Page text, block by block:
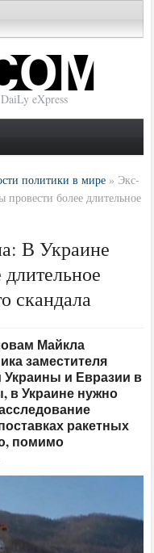
eXpress
политики в мире » Экс-
более длительное
В Украине
скандала
Майкла
заместителя
и Евразии в
в Украине нужно
ракетных
помимо